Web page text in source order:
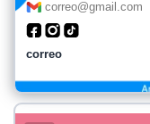
correo@gmail.com
correo